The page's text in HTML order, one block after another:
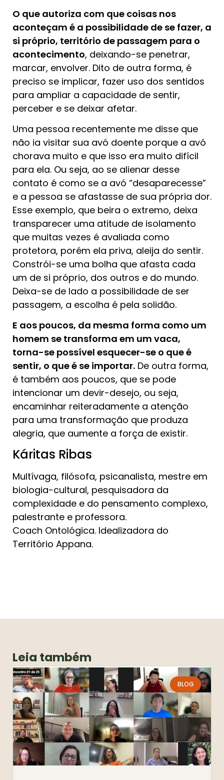
O que autoriza com que coisas nos
aconteçam é a possibilidade de se fazer, a
si próprio, território de passagem para o
acontecimento, deixando-se penetrar,
marcar, envolver. Dito de outra forma, é
preciso se implicar, fazer uso dos sentidos
para ampliar a capacidade de sentir,
perceber e se deixar afetar.
Uma pessoa recentemente me disse que
não ia visitar sua avó doente porque a avó
chorava muito e que isso era muito difícil
para ela. Ou seja, ao se alienar desse
contato é como se a avó “desaparecesse”
e a pessoa se afastasse de sua própria dor.
Esse exemplo, que beira o extremo, deixa
transparecer uma atitude de isolamento
que muitas vezes é avaliada como
protetora, porém ela priva, aleija do sentir.
Constrói-se uma bolha que afasta cada
um de si próprio, dos outros e do mundo.
Deixa-se de lado a possibilidade de ser
passagem, a escolha é pela solidão.
E aos poucos, da mesma forma como um
homem se transforma em um vaca,
torna-se possível esquecer-se o que é
sentir, o que é se importar. De outra forma,
é também aos poucos, que se pode
intencionar um devir-desejo, ou seja,
encaminhar reiteradamente a atenção
para uma transformação que produza
alegria, que aumente a força de existir.
Káritas Ribas
Multívaga, filósofa, psicanalista, mestre em
biologia-cultural, pesquisadora da
complexidade e do pensamento complexo,
palestrante e professora.
Coach Ontológica. Idealizadora do
Território Appana.
Leia também
BLOG